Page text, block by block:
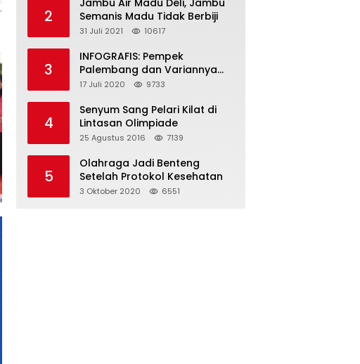
2
Jambu Air Madu Deli, Jambu
Semanis Madu Tidak Berbiji
31 Juli 2021 10617
3
INFOGRAFIS: Pempek
Palembang dan Variannya
yang Melegenda
17 Juli 2020 9733
4
Senyum Sang Pelari Kilat di
Lintasan Olimpiade
25 Agustus 2016 7139
5
Olahraga Jadi Benteng
Setelah Protokol Kesehatan
3 Oktober 2020 6551